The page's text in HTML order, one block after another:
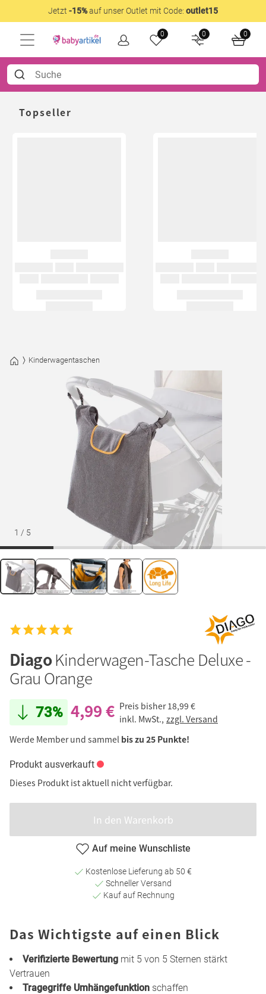
Jetzt -15%auf unser Outlet mit Code: outlet15
0 0 0
Topseller
Kinderwagentaschen
1 / 5
DiagoKinderwagen-Tasche Deluxe -
Grau Orange
73% 4,99 € Preis bisher 18,99 €
inkl. MwSt., zzgl. Versand
Werde Member und sammel bis zu 25 Punkte!
Produkt ausverkauft
Dieses Produkt ist aktuell nicht verfügbar.
In den Warenkorb
Auf meine Wunschliste
Kostenlose Lieferung ab 50 €
Schneller Versand
Kauf auf Rechnung
Das Wichtigste auf einen Blick
Verifizierte Bewertung mit 5 von 5 Sternen stärkt
Vertrauen
Tragegriffe Umhängefunktion schaffen